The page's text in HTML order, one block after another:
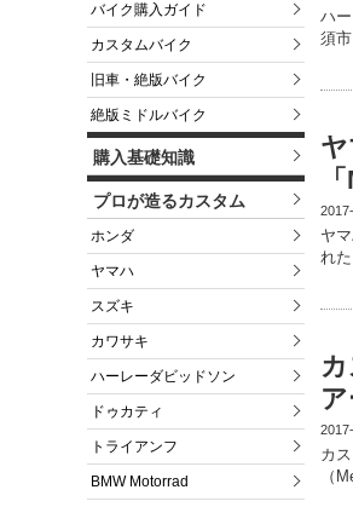
バイク購入ガイド
カスタムバイク
旧車・絶版バイク
絶版ミドルバイク
購入基礎知識
プロが造るカスタム
ホンダ
ヤマハ
スズキ
カワサキ
ハーレーダビッドソン
ドゥカティ
トライアンフ
BMW Motorrad
ハ
須
ヤ
れた
カ
（